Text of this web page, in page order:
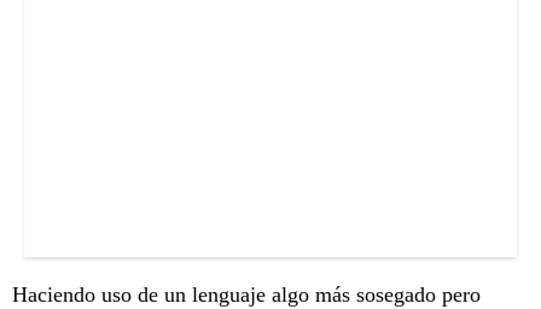
Haciendo uso de un lenguaje algo más sosegado pero